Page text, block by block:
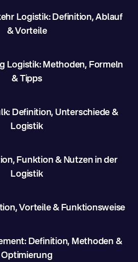
Logistik: Definition, Ablauf
& Vorteile
Logistik: Methoden, Formeln
& Tipps
Definition, Unterschiede &
Logistik
Funktion & Nutzen in der
Logistik
Vorteile & Funktionsweise
Definition, Methoden &
Optimierung